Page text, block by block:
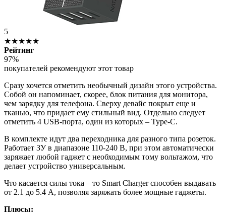
5
★★★★★
Рейтинг
97%
покупателей рекомендуют этот товар
Сразу хочется отметить необычный дизайн этого устройства.
Собой он напоминает, скорее, блок питания для монитора,
чем зарядку для телефона. Сверху девайс покрыт еще и
тканью, что придает ему стильный вид. Отдельно следует
отметить 4 USB-порта, один из которых – Type-C.
В комплекте идут два переходника для разного типа розеток.
Работает ЗУ в диапазоне 110-240 В, при этом автоматически
заряжает любой гаджет с необходимым тому вольтажом, что
делает устройство универсальным.
Что касается силы тока – то Smart Charger способен выдавать
от 2.1 до 5.4 А, позволяя заряжать более мощные гаджеты.
Плюсы: